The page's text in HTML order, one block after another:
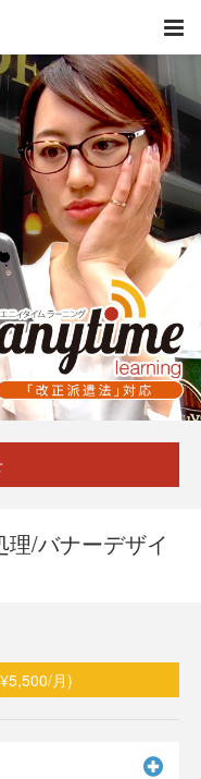
/バナーデザイ
月)